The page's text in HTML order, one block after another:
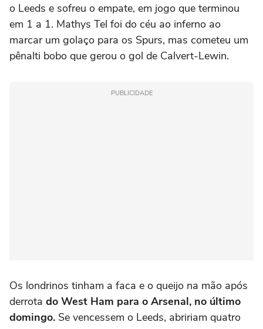
o Leeds e sofreu o empate, em jogo que terminou
em 1 a 1. Mathys Tel foi do céu ao inferno ao
marcar um golaço para os Spurs, mas cometeu um
pênalti bobo que gerou o gol de Calvert-Lewin.
PUBLICIDADE
Os londrinos tinham a faca e o queijo na mão após
derrota do West Ham para o Arsenal, no último
domingo. Se vencessem o Leeds, abririam quatro